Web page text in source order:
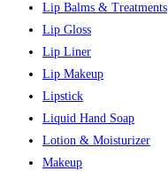
Lip Balms & Treatments
Lip Gloss
Lip Liner
Lip Makeup
Lipstick
Liquid Hand Soap
Lotion & Moisturizer
Makeup